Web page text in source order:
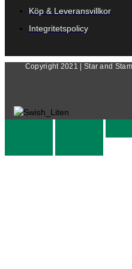
Köp & Leveransvillkor
Integritetspolicy
Copyright 2021 | Star and